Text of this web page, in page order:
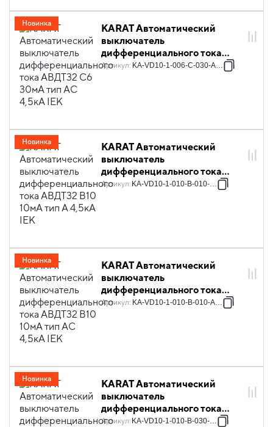
KARAT Автоматический
выключатель
дифференциального тока
АВДТ32 C6 30мА тип AC
Артикул: KA-VD10-1-006-C-030-AC-1
Новинка
KARAT Автоматический
выключатель
дифференциального тока
АВДТ32 B10 10мА тип A 4,5кА
Артикул: KA-VD10-1-010-B-010-A-1
Новинка
KARAT Автоматический
выключатель
дифференциального тока
АВДТ32 B10 10мА тип AC
Артикул: KA-VD10-1-010-B-010-AC-1
Новинка
KARAT Автоматический
выключатель
дифференциального тока
АВДТ32 B10 30мА тип A 4,5кА
Артикул: KA-VD10-1-010-B-030-A-1
Новинка